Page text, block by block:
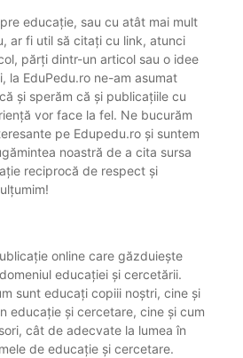
educație, sau cu atât mai mult
ar fi util să citați cu link, atunci
părți dintr-un articol sau o idee
la EduPedu.ro ne-am asumat
și sperăm că și publicațiile cu
vor face la fel. Ne bucurăm
pe Edupedu.ro și suntem
noastră de a cita sursa
reciprocă de respect și
online care găzduiește
educației și cercetării.
sunt educați copiii noștri, cine și
educație și cercetare, cine și cum
cât de adecvate la lumea în
de educație și cercetare.